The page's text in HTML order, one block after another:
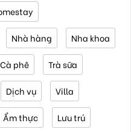
Nhà hàng Nha khoa
Cà phê Trà sữa
Dịch vụ Villa
Ẩm thực Lưu trú